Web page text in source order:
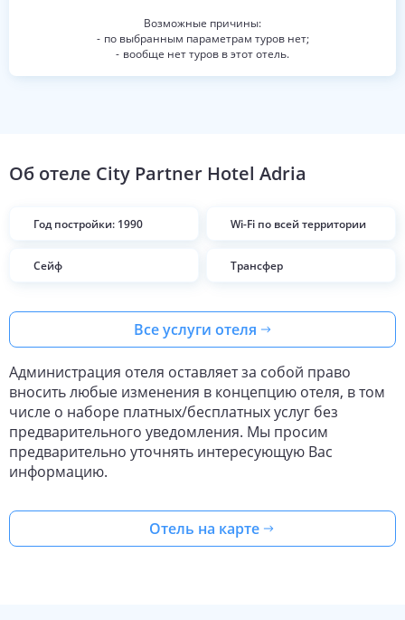
по выбранным параметрам туров нет;
вообще нет туров в этот отель.
Об отеле City Partner Hotel Adria
Год постройки: 1990 Wi-Fi по всей территории
Сейф Трансфер
Все услуги отеля
Администрация отеля оставляет за собой право
вносить любые изменения в концепцию отеля, в том
числе о наборе платных/бесплатных услуг без
предварительного уведомления. Мы просим
предварительно уточнять интересующую Вас
информацию.
Отель на карте